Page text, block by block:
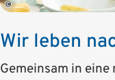
©
Wir leben
Gemeinsam in